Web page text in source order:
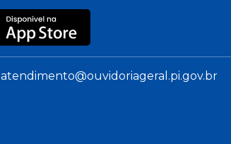
atendimento@ouvidoriageral.pi.gov.br